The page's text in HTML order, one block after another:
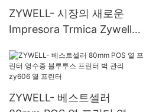
ZYWELL- 시장의 새로운
Impresora Trmica Zywell
수증 프린터 Bluetooth 프린
터 USB+BT
ZYWELL- 베스트셀러